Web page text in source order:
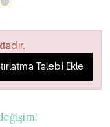
Talebi Ekle